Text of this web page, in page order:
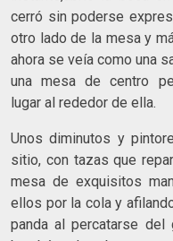
cerró sin poderse
otro lado de la mesa y
ahora se veía como una
una mesa de centro
lugar al rededor de ella.
Unos diminutos y
sitio, con tazas que
mesa de exquisitos
ellos por la cola y
panda al percatarse